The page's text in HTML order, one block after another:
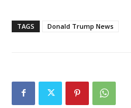
TAGS Donald Trump News